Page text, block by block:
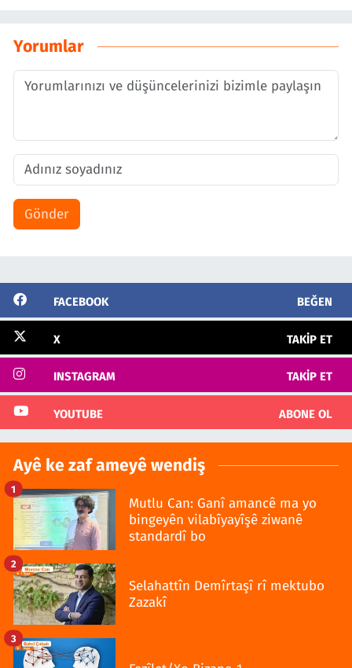
Yorumlar
Gönder
FACEBOOK BEĞEN
X TAKIP ET
INSTAGRAM TAKIP ET
YOUTUBE ABONE OL
Ayê ke zaf ameyê wendiş
Mutlu Can: Ganî amancê ma yo
bingeyên vilabîyayîşê ziwanê
standardî bo
1
Selahattîn Demîrtaşî rî mektubo
Zazakî
2
3